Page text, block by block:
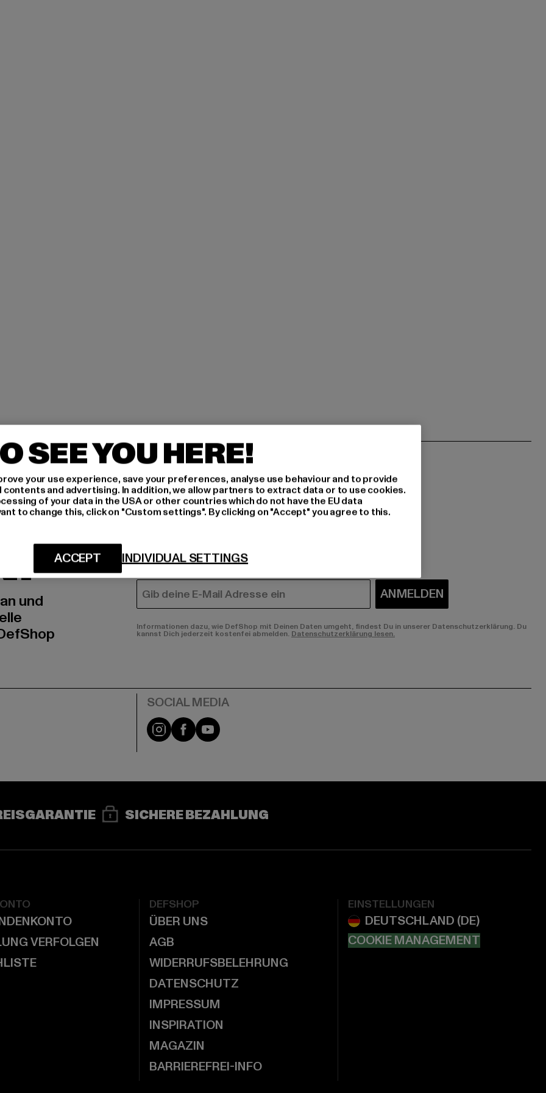
AN,
und
MÄNNER
FRAUEN
E-MAIL ANMELDEN
Informationen dazu, wie DefShop mit Deinen Daten umgeht, findest Du in unserer Datenschutzerklärung. Du
kannst Dich jederzeit kostenfei abmelden. Datenschutzerklärung lesen.
Instagram
FacebookYouTube
SICHERE BEZAHLUNG
VERFOLGEN
DEFSHOP
ÜBER UNS
AGB
WIDERRUFSBELEHRUNG
DATENSCHUTZ
IMPRESSUM
INSPIRATION
MAGAZIN
BARRIEREFREI-INFO
EINSTELLUNGEN
COOKIE MANAGEMENT
SEE YOU HERE!
your use experience, save your preferences, analyse use behaviour and to provide
and advertising. In addition, we allow partners to extract data or to use cookies.
of your data in the USA or other countries which do not have the EU data
to change this, click on "Custom settings". By clicking on "Accept" you agree to this.
INDIVIDUAL SETTINGS
ACCEPT